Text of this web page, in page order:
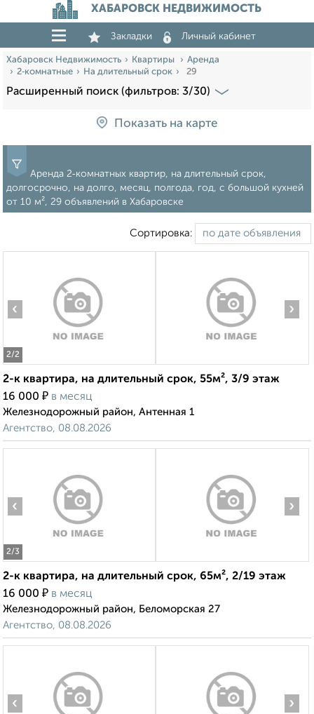
ХАБАРОВСК НЕДВИЖИМОСТЬ
Закладки Личный кабинет
Хабаровск Недвижимость Квартиры
Аренда
2‑комнатные
На длительный срок 29
Расширенный поиск (фильтров: 3/30)
Показать на карте
Аренда 2‑комнатных квартир, на длительный срок,
долгосрочно, на долго, месяц, полгода, год, c большой кухней
от 10 м², 29 объявлений в Хабаровске
Сортировка:
2/2
‹ ›
2-к квартира, на длительный срок, 55м², 3/9 этаж
16 000 ₽ в месяц
Железнодорожный район, Антенная 1
Агентство, 08.08.2026
2/3
‹ ›
2-к квартира, на длительный срок, 65м², 2/19 этаж
16 000 ₽ в месяц
Железнодорожный район, Беломорская 27
Агентство, 08.08.2026
‹ ›